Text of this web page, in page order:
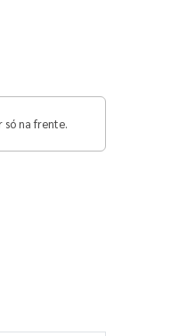
só na frente.